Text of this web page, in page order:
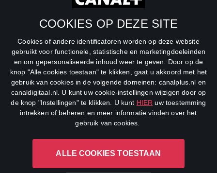
COOKIES OP DEZE SITE
Cookies of andere identificatoren worden op deze website
gebruikt voor functionele, statistische en marketingdoeleinden
en om gepersonaliseerde inhoud weer te geven. Door op de
knop "Alle cookies toestaan" te klikken, gaat u akkoord met het
gebruik van cookies in de volgende domeinen: canalplus.nl en
canaldigitaal.nl. U kunt uw cookie-instellingen wijzigen door op
de knop "Instellingen" te klikken. U kunt HIER uw toestemming
intrekken of beheren en meer informatie vinden over het
gebruik van cookies.
ALLE COOKIES TOESTAAN
SBS6
Veronica
DreamWorks Channel
CANAL+ Luxembourg S. à r.l., Rue Albert Borschette 4, L-1246